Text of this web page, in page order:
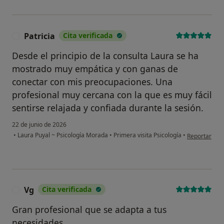
Patricia Cita verificada
Desde el principio de la consulta Laura se ha
mostrado muy empática y con ganas de
conectar con mis preocupaciones. Una
profesional muy cercana con la que es muy fácil
sentirse relajada y confiada durante la sesión.
22 de junio de 2026
• Laura Puyal ~ Psicología Morada • Primera visita Psicología • en opinión
Reportar
Vg Cita verificada
Gran profesional que se adapta a tus